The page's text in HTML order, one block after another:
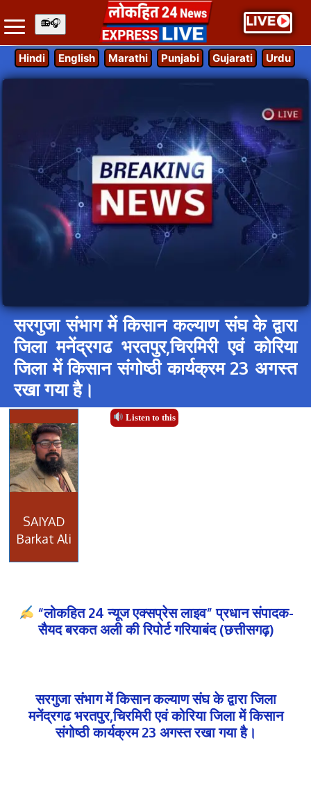
Hindi English Marathi Punjabi Gujarati Urdu
सरगुजा संभाग में किसान कल्याण संघ के द्वारा
जिला मनेंद्रगढ भरतपुर,चिरमिरी एवं कोरिया
जिला में किसान संगोष्ठी कार्यक्रम 23 अगस्त
रखा गया है।
Listen to this
SAIYAD
Barkat Ali
“लोकहित 24 न्यूज एक्सप्रेस लाइव” प्रधान संपादक-
सैयद बरकत अली की रिपोर्ट गरियाबंद (छत्तीसगढ़)
सरगुजा संभाग में किसान कल्याण संघ के द्वारा जिला
मनेंद्रगढ भरतपुर,चिरमिरी एवं कोरिया जिला में किसान
संगोष्ठी कार्यक्रम 23 अगस्त रखा गया है।